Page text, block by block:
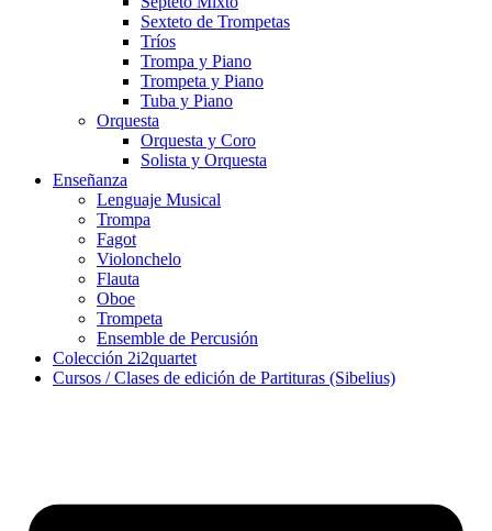
Sexteto de Trompetas
Tríos
Trompa y Piano
Trompeta y Piano
Tuba y Piano
Orquesta
Orquesta y Coro
Solista y Orquesta
Enseñanza
Lenguaje Musical
Trompa
Fagot
Violonchelo
Flauta
Oboe
Trompeta
Ensemble de Percusión
Colección 2i2quartet
Cursos / Clases de edición de Partituras (Sibelius)